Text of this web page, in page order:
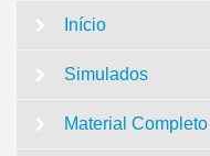
Início
Simulados
Material Completo